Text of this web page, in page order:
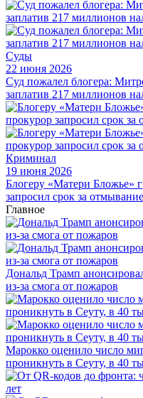
Суды
22 июня 2026
Суд пожалел блогера:
заплатив 217 миллионов
Криминал
19 июня 2026
Блогеру «Матери Бложье»
запросил срок за отмывание
Главное
Дональд Трамп
из-за смога от пожаров
Марокко оценило число
проникнуть в Сеуту, в 40